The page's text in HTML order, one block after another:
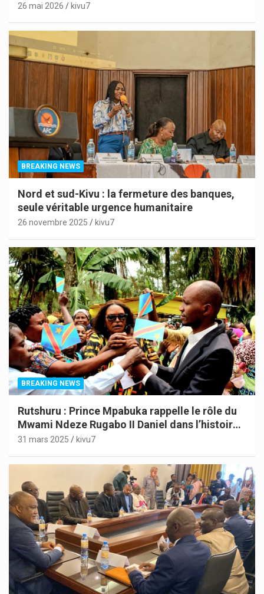
26 mai 2026 kivu7
BREAKING NEWS
Nord et sud-Kivu : la fermeture des banques,
seule véritable urgence humanitaire
26 novembre 2025 kivu7
BREAKING NEWS
Rutshuru : Prince Mpabuka rappelle le rôle du
Mwami Ndeze Rugabo II Daniel dans l’histoire
de l’Indépendance du Congo
31 mars 2025 kivu7